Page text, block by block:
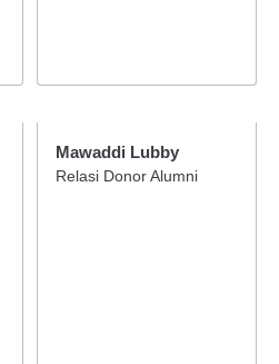
Mawaddi Lubby
Relasi Donor Alumni